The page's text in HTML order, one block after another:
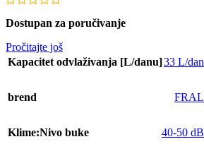
Dostupan za poručivanje
Pročitajte još
Kapacitet odvlaživanja [L/danu]33 L/dan
brend FRAL
Klime:Nivo buke 40-50 dB